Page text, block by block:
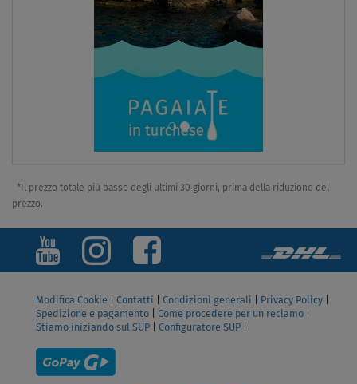
*Il prezzo totale più basso degli ultimi 30 giorni, prima della riduzione del
prezzo.
Modifica Cookie Contatti Condizioni generali Privacy Policy
Spedizione e pagamento
Come procedere per un reclamo
Stiamo iniziando sul SUP
Configuratore SUP